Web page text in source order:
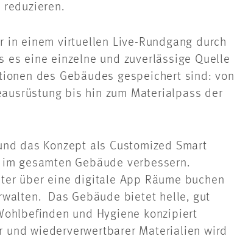
in einem virtuellen Live-Rundgang durch
es eine einzelne und zuverlässige Quelle
des Gebäudes gespeichert sind: von
bis hin zum Materialpass der
das Konzept als Customized Smart
gesamten Gebäude verbessern.
über eine digitale App Räume buchen
Das Gebäude bietet helle, gut
und Hygiene konzipiert
und wiederverwertbarer Materialien wird